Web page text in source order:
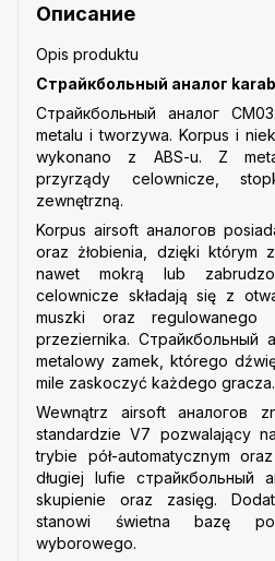
Описание
Opis produktu
Страйкбольный аналог
Страйкбольный аналог
metalu i tworzywa. Korpus i
wykonano z ABS-u. Z
przyrządy celownicze,
zewnętrzną.
Korpus airsoft аналогов
oraz żłobienia, dzięki którym
nawet mokrą lub
celownicze składają się z
muszki oraz
przeziernika. Страйкбольный
metalowy zamek, którego
mile zaskoczyć każdego gracza.
Wewnątrz airsoft аналогов
standardzie V7 pozwalający
trybie pół-automatycznym
długiej lufie cтрайкбольный
skupienie oraz zasięg.
stanowi świetna bazę
wyborowego.